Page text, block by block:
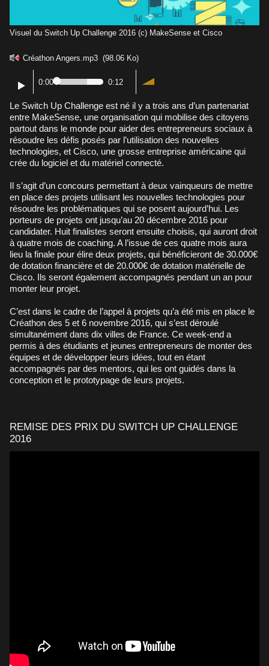
Visuel du Switch Up Challenge 2016 (c) MakeSense et Cisco
Créathon Angers.mp3 (98.06 Ko)
0:00 0:12
Le Switch Up Challenge est né il y a trois ans d’un partenariat
entre MakeSense, une organisation qui mobilise des citoyens
partout dans le monde pour aider des entrepreneurs sociaux à
résoudre les défis posés par l’utilisation des nouvelles
technologies, et Cisco, une grosse entreprise américaine qui
crée du logiciel et du matériel connecté.
Il s’agit d’un concours permettant à deux vainqueurs de mettre
en place des projets utilisant les nouvelles technologies pour
résoudre les problématiques qui se posent aujourd’hui. Les
porteurs de projets ont jusqu’au 20 décembre 2016 pour
candidater. Huit finalistes seront ensuite choisis, qui auront droit
à quatre mois de coaching. A l’issue de ces quatre mois aura
lieu la finale pour élire deux projets, qui bénéficieront de 30.000€
de dotation financière et de 20.000€ de dotation matérielle de
Cisco. Ils seront également accompagnés pendant un an pour
monter leur projet.
C’est dans le cadre de l’appel à projets qu’a été mis en place le
Créathon des 5 et 6 novembre 2016, qui s’est déroulé
simultanément dans dix villes de France. Ce week-end a
permis à des étudiants et jeunes entrepreneurs de monter des
équipes et de développer leurs idées, tout en étant
accompagnés par des mentors, qui les ont guidés dans la
conception et le prototypage de leurs projets.
REMISE DES PRIX DU SWITCH UP CHALLENGE
2016